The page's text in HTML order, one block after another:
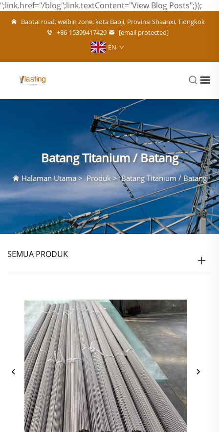
";link.href="/blog";link.textContent="View Blog Posts";});
Baotai road, weibin zone, kota Baoji, Provinsi Shaanxi, Tiongkok
+86-15399417429
[email protected]
EN
Batang Titanium / Batang
Halaman Utama>Produk >Batang Titanium / Batang
SEMUA PRODUK